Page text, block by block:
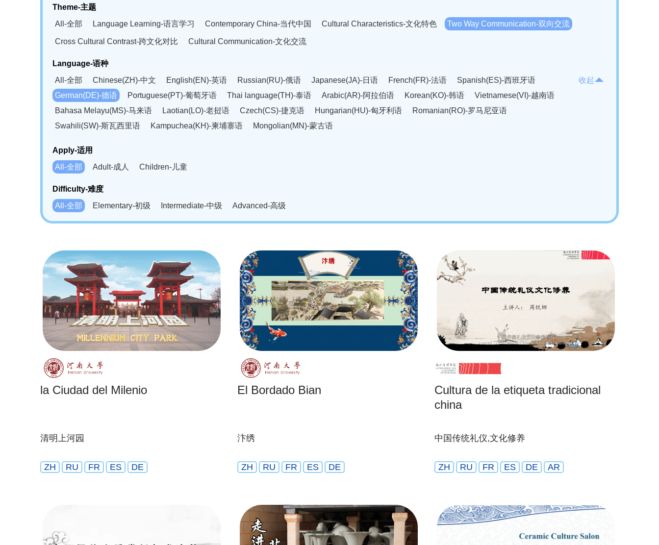
Theme-主题
All-全部
Language Learning-语言学习 Contemporary China-当代中国 Cultural Characteristics-文化特色 Two Way Communication-双向交流
Cross Cultural Contrast-跨文化对比 Cultural Communication-文化交流
Language-语种
All-全部
Chinese(ZH)-中文 English(EN)-英语 Russian(RU)-俄语 Japanese(JA)-日语 French(FR)-法语
Spanish(ES)-西班牙语
German(DE)-德语
Portuguese(PT)-葡萄牙语 Thai language(TH)-泰语 Arabic(AR)-阿拉伯语 Korean(KO)-韩语
Vietnamese(VI)-越南语
Bahasa Melayu(MS)-马来语
Laotian(LO)-老挝语 Czech(CS)-捷克语 Hungarian(HU)-匈牙利语
Romanian(RO)-罗马尼亚语
Swahili(SW)-斯瓦西里语
Kampuchea(KH)-柬埔寨语 Mongolian(MN)-蒙古语
收起
Apply-适用
All-全部
Adult-成人 Children-儿童
Difficulty-难度
All-全部
Elementary-初级 Intermediate-中级 Advanced-高级
la Ciudad del Milenio
清明上河园
ZH RU FR ES DE
El Bordado Bian
汴绣
ZH RU FR ES DE
Cultura de la etiqueta tradicional
china
中国传统礼仪,文化修养
ZH RU FR ES DE AR